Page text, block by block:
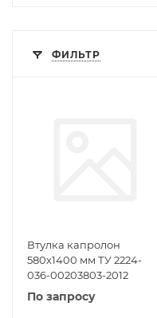
ФИЛЬТР
Втулка капролон
580х1400 мм ТУ 2224-
036-00203803-2012
По запросу